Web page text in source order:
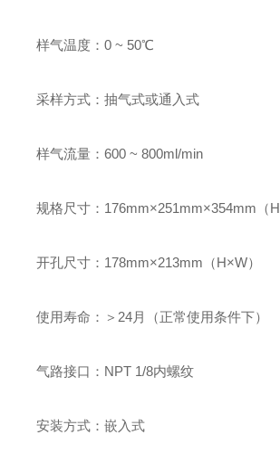
样气温度：0 ~ 50℃
采样方式：抽气式或通入式
样气流量 ： 600 ~ 800ml/min
规格尺寸 ： 176mm×251mm×354mm （H
开孔尺寸 ： 178mm×213mm （H×W）
使用寿命 ： ＞ 24月 （正常使用条件下）
气路接口 ： NPT 1/8内螺纹
安装方式：嵌入式